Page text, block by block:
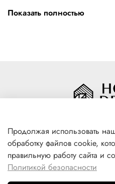
и долговечного пластика.
Показать полностью
+7(996)
г. Якутск, ул.
Продолжая использовать
обработку файлов cookie,
правильную работу сайта и
Политикой безопасности